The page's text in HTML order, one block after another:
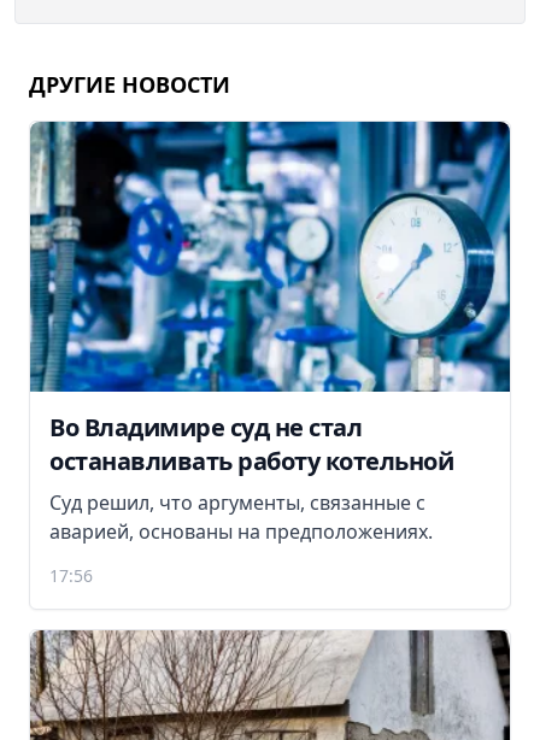
ДРУГИЕ НОВОСТИ
Во Владимире суд не стал
останавливать работу котельной
Суд решил, что аргументы, связанные с
аварией, основаны на предположениях.
17:56